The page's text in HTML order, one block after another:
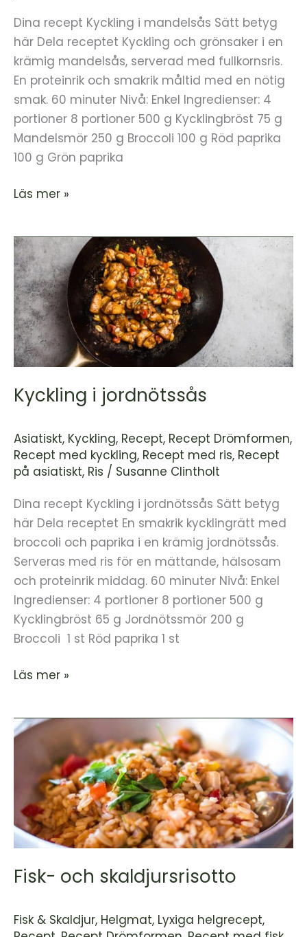
Dina recept Kyckling i mandelsås Sätt betyg
här Dela receptet Kyckling och grönsaker i en
krämig mandelsås, serverad med fullkornsris.
En proteinrik och smakrik måltid med en nötig
smak. 60 minuter Nivå: Enkel Ingredienser: 4
portioner 8 portioner 500 g Kycklingbröst 75 g
Mandelsmör 250 g Broccoli 100 g Röd paprika
100 g Grön paprika
Läs mer »
Kyckling i jordnötssås
Asiatiskt, Kyckling, Recept, Recept Drömformen,
Recept med kyckling, Recept med ris, Recept
på asiatiskt, Ris / Susanne Clintholt
Dina recept Kyckling i jordnötssås Sätt betyg
här Dela receptet En smakrik kycklingrätt med
broccoli och paprika i en krämig jordnötssås.
Serveras med ris för en mättande, hälsosam
och proteinrik middag. 60 minuter Nivå: Enkel
Ingredienser: 4 portioner 8 portioner 500 g
Kycklingbröst 65 g Jordnötssmör 200 g
Broccoli 1 st Röd paprika 1 st
Kyckling
i
jordnötssås
Läs mer »
Fisk- och skaldjursrisotto
Fisk & Skaldjur, Helgmat, Lyxiga helgrecept,
Fisk-
skaldjursrisotto